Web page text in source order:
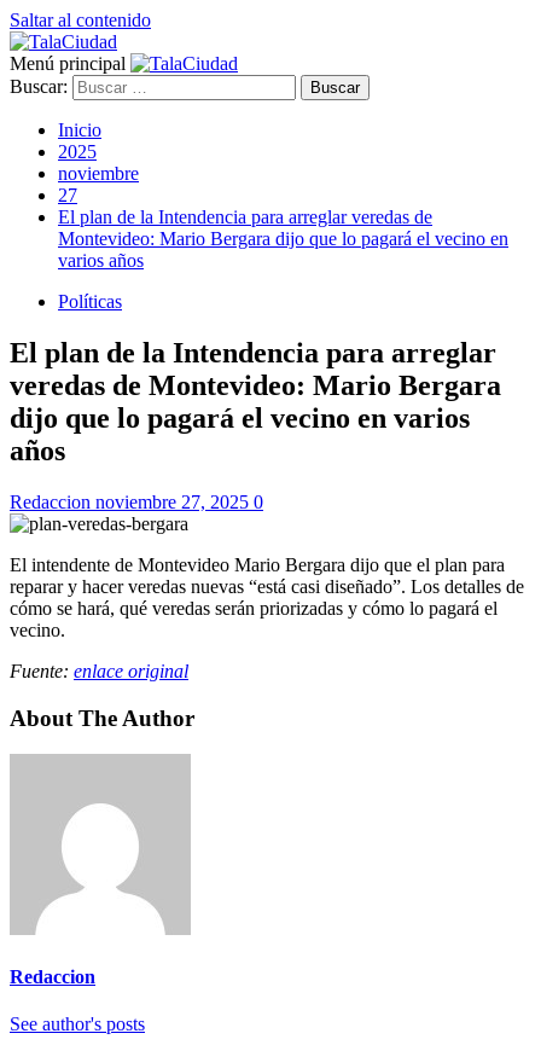
Saltar al contenido
Menú principal
Buscar:
Inicio
2025
noviembre
27
El plan de la Intendencia para arreglar veredas de
Montevideo: Mario Bergara dijo que lo pagará el vecino en
varios años
Políticas
El plan de la Intendencia para arreglar
veredas de Montevideo: Mario Bergara
dijo que lo pagará el vecino en varios
años
Redaccion noviembre 27, 2025 0
El intendente de Montevideo Mario Bergara dijo que el plan para
reparar y hacer veredas nuevas “está casi diseñado”. Los detalles de
cómo se hará, qué veredas serán priorizadas y cómo lo pagará el
vecino.
Fuente: enlace original
About The Author
Redaccion
See author's posts